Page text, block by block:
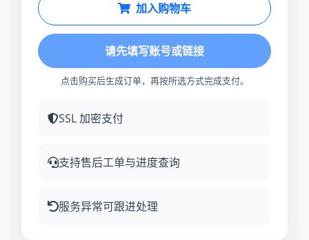
加入购物车
请先填写账号或链接
点击购买后生成订单，再按所选方式完成支付。
SSL 加密支付
支持售后工单与进度查询
服务异常可跟进处理